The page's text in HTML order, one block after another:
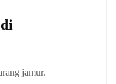
jamur.